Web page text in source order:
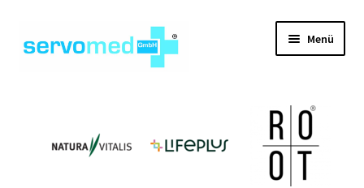
Navigation
Inhalt
Menü
öffnen